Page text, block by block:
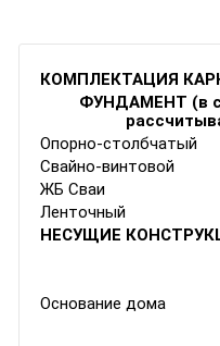
КОМПЛЕКТАЦИЯ
ФУНДАМЕНТ (в
Опорно-столбчатый
Свайно-винтовой
ЖБ Сваи
Ленточный
НЕСУЩИЕ
Основание дома